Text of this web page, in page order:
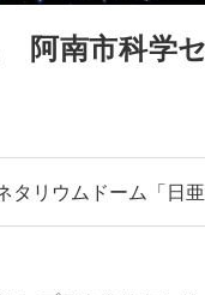
南市科学
リウムドーム「日